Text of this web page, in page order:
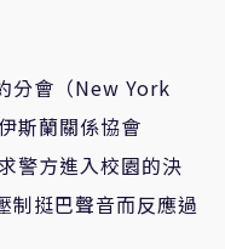
分會（New York
斯蘭關係協會
警方進入校園的決
制挺巴聲音而反應過